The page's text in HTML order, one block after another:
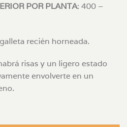
POR PLANTA: 400 –
recién horneada.
risas y un ligero estado
envolverte en un